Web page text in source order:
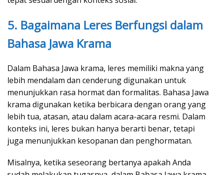
5. Bagaimana Leres Berfungsi dalam
Bahasa Jawa Krama
Dalam Bahasa Jawa krama, leres memiliki makna yang
lebih mendalam dan cenderung digunakan untuk
menunjukkan rasa hormat dan formalitas. Bahasa Jawa
krama digunakan ketika berbicara dengan orang yang
lebih tua, atasan, atau dalam acara-acara resmi. Dalam
konteks ini, leres bukan hanya berarti benar, tetapi
juga menunjukkan kesopanan dan penghormatan.
Misalnya, ketika seseorang bertanya apakah Anda